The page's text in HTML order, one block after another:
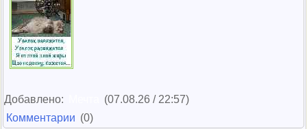
Добавлено:
(07.08.26 / 22:57)
Комментарии (0)